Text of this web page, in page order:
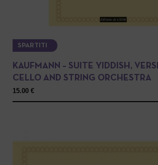
SPARTITI
KAUFMANN – SUITE YIDDISH,
CELLO AND STRING ORCHESTRA
15.00 €